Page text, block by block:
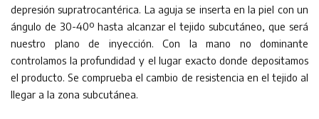
depresión supratrocantérica. La aguja se inserta en la piel con un
ángulo de 30-40º hasta alcanzar el tejido subcutáneo, que será
nuestro plano de inyección. Con la mano no dominante
controlamos la profundidad y el lugar exacto donde depositamos
el producto. Se comprueba el cambio de resistencia en el tejido al
llegar a la zona subcutánea.